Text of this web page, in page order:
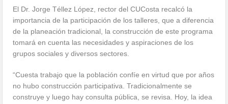
El Dr. Jorge Téllez López, rector del CUCosta recalcó la
importancia de la participación de los talleres, que a diferencia
de la planeación tradicional, la construcción de este programa
tomará en cuenta las necesidades y aspiraciones de los
grupos sociales y diversos sectores.
“Cuesta trabajo que la población confíe en virtud que por años
no hubo construcción participativa. Tradicionalmente se
construye y luego hay consulta pública, se revisa. Hoy, la idea